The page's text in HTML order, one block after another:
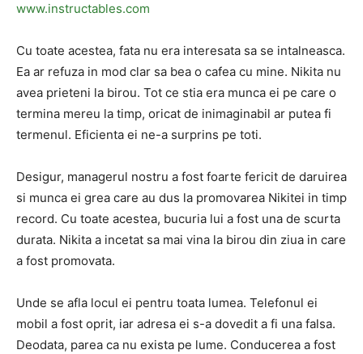
www.instructables.com
Cu toate acestea, fata nu era interesata sa se intalneasca.
Ea ar refuza in mod clar sa bea o cafea cu mine. Nikita nu
avea prieteni la birou. Tot ce stia era munca ei pe care o
termina mereu la timp, oricat de inimaginabil ar putea fi
termenul. Eficienta ei ne-a surprins pe toti.
Desigur, managerul nostru a fost foarte fericit de daruirea
si munca ei grea care au dus la promovarea Nikitei in timp
record. Cu toate acestea, bucuria lui a fost una de scurta
durata. Nikita a incetat sa mai vina la birou din ziua in care
a fost promovata.
Unde se afla locul ei pentru toata lumea. Telefonul ei
mobil a fost oprit, iar adresa ei s-a dovedit a fi una falsa.
Deodata, parea ca nu exista pe lume. Conducerea a fost